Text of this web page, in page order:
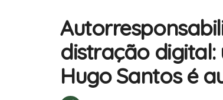
distração
Hugo Santos é